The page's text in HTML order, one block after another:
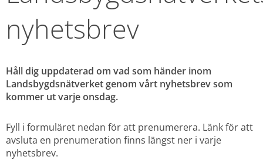
nyhetsbrev
Håll dig uppdaterad om vad som händer inom
Landsbygdsnätverket genom vårt nyhetsbrev som
kommer ut varje onsdag.
Fyll i formuläret nedan för att prenumerera. Länk för att
avsluta en prenumeration finns längst ner i varje
nyhetsbrev.